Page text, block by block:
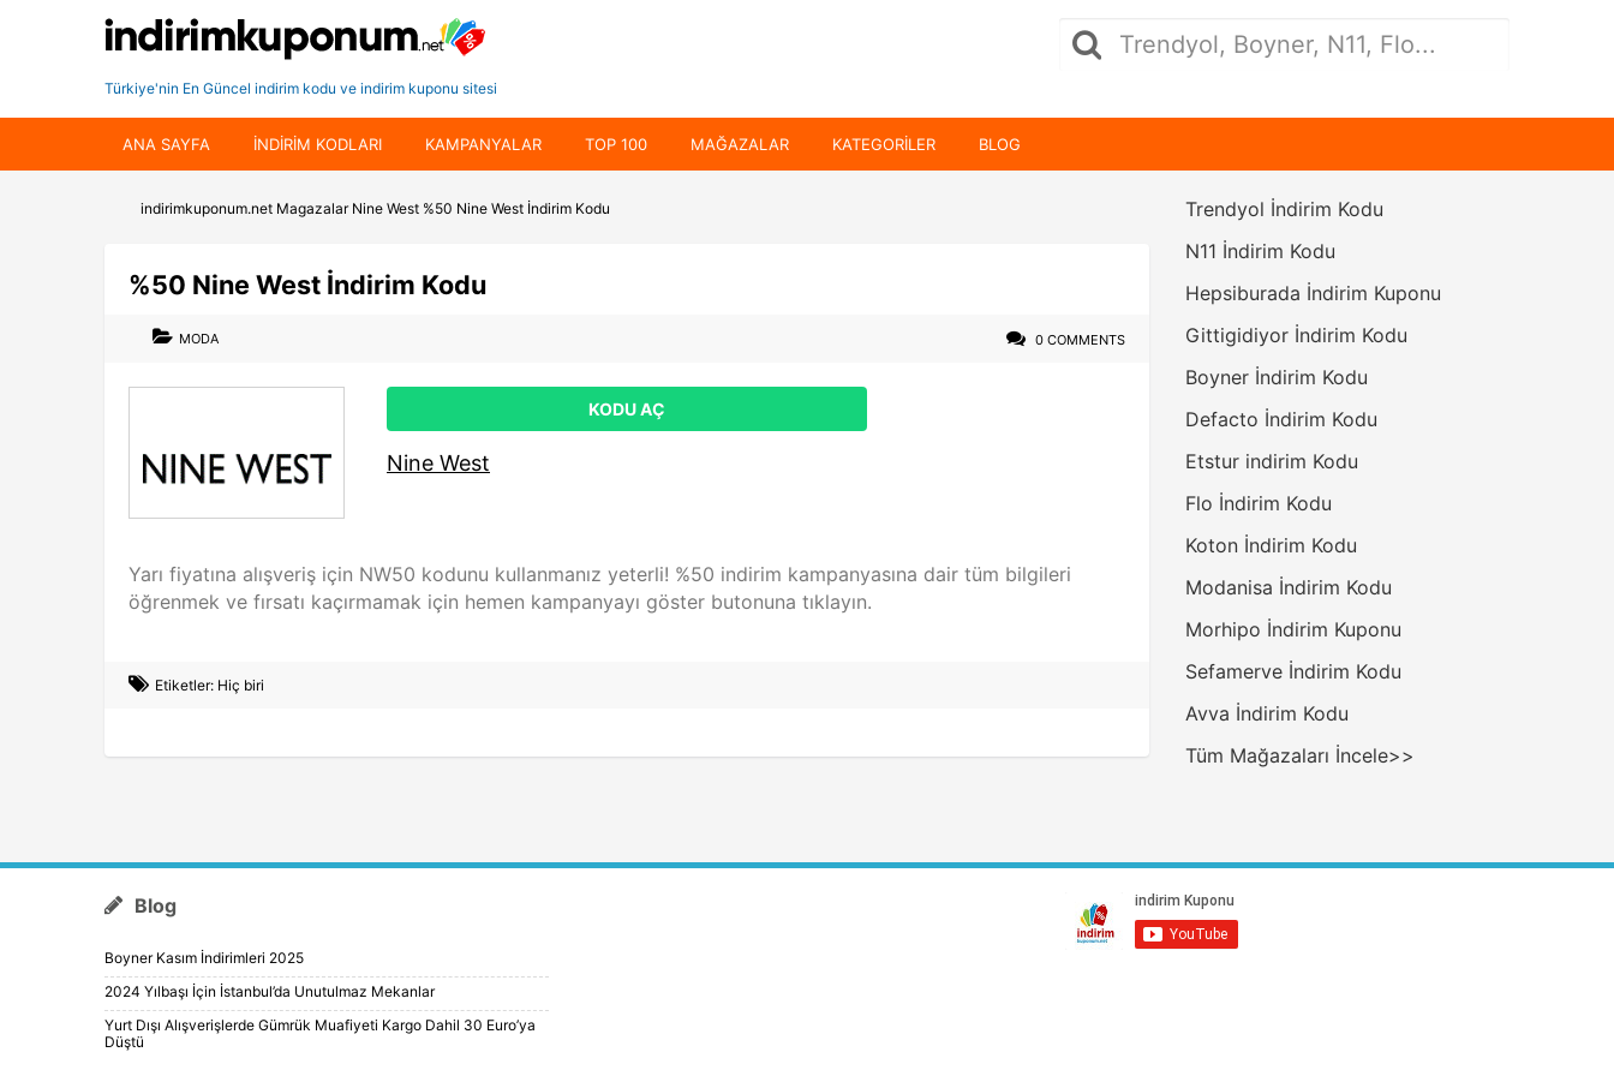
Türkiye'nin En Güncel indirim kodu ve indirim kuponu sitesi
ANA SAYFA INDIRIM KODLARI KAMPANYALAR TOP 100 MAĞAZALAR KATEGORILER BLOG
indirimkuponum.net Magazalar Nine West %50 Nine West İndirim Kodu
%50 Nine West İndirim Kodu
MODA 0 COMMENTS
KODU AÇ
Nine West
Yarı fiyatına alışveriş için NW50 kodunu kullanmanız yeterli! %50 indirim kampanyasına dair tüm bilgileri
öğrenmek ve fırsatı kaçırmamak için hemen kampanyayı göster butonuna tıklayın.
Etiketler: Hiç biri
Trendyol İndirim Kodu
N11 İndirim Kodu
Hepsiburada İndirim Kuponu
Gittigidiyor İndirim Kodu
Boyner İndirim Kodu
Defacto İndirim Kodu
Etstur indirim Kodu
Flo İndirim Kodu
Koton İndirim Kodu
Modanisa İndirim Kodu
Morhipo İndirim Kuponu
Sefamerve İndirim Kodu
Avva İndirim Kodu
Tüm Mağazaları İncele>>
Blog
Boyner Kasım İndirimleri 2025
2024 Yılbaşı İçin İstanbul’da Unutulmaz Mekanlar
Yurt Dışı Alışverişlerde Gümrük Muafiyeti Kargo Dahil 30 Euro’ya
Düştü